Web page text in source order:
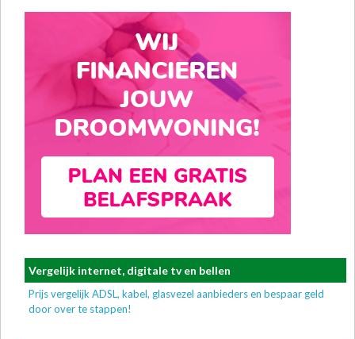
Vergelijk internet, digitale tv en bellen
Prijs vergelijk ADSL, kabel, glasvezel aanbieders en bespaar geld
door over te stappen!